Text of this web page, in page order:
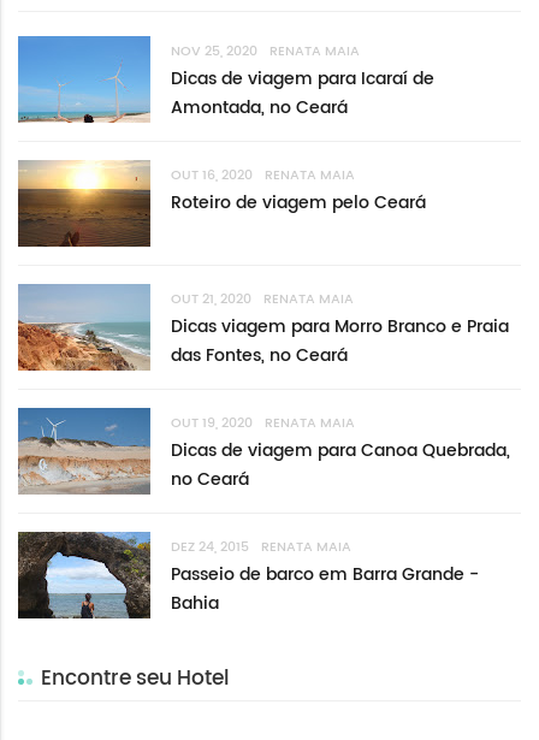
NOV 25, 2020 RENATA MAIA
Dicas de viagem para Icaraí de
Amontada, no Ceará
OUT 16, 2020 RENATA MAIA
Roteiro de viagem pelo Ceará
OUT 21, 2020 RENATA MAIA
Dicas viagem para Morro Branco e Praia
das Fontes, no Ceará
OUT 19, 2020 RENATA MAIA
Dicas de viagem para Canoa Quebrada,
no Ceará
DEZ 24, 2015 RENATA MAIA
Passeio de barco em Barra Grande -
Bahia
Encontre seu Hotel